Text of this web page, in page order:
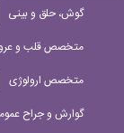
گوش، حلق و بینی
متخصص قلب و
متخصص ارولوژی
گوارش و جراح